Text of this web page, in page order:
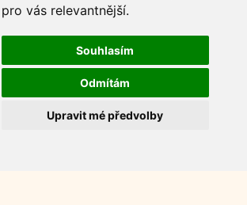
pro vás relevantnější.
Souhlasím
Odmítám
Upravit mé předvolby
zajímavou informaci? Chcete
spolupracovat?
šéfredaktora Martina Chalupu:
chalupa@ctidoma.cz